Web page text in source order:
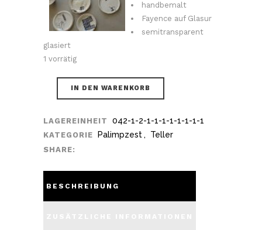
handbemalt
Fayence auf Glasur
semitransparent
glasiert
1 vorrätig
IN DEN WARENKORB
LAGEREINHEIT 042-1-2-1-1-1-1-1-1-1-1
KATEGORIE Palimpzest , Teller
SHARE:
BESCHREIBUNG